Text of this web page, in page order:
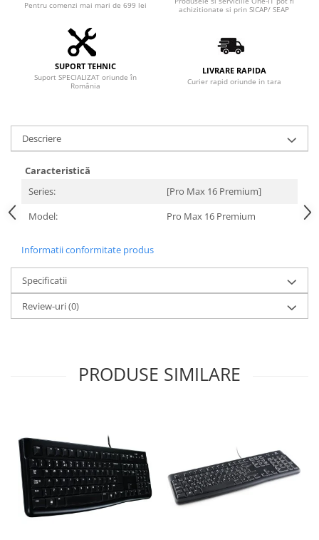
Hard Disc-uri
Carcase
Surse
Cooler
Servere & Componente
Componente Server
Servere
Imprimante 3D
TV, Multimedia & Electronice
Televizoare & accesorii
Multiboard & Accessorii
Pentru comenzi mai mari de 699 lei
achizitionate si prin SICAP/ SEAP
SUPORT TEHNIC
Suport SPECIALIZAT oriunde în
România
LIVRARE RAPIDA
Curier rapid oriunde in tara
Descriere
Caracteristică
Series:
[Pro Max 16 Premium]
Model:
Pro Max 16 Premium
Informatii conformitate produs
Specificatii
Review-uri(0)
PRODUSE SIMILARE